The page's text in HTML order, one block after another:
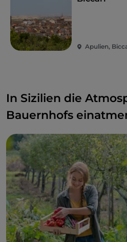
Apulien,
In Sizilien die
Bauernhofs